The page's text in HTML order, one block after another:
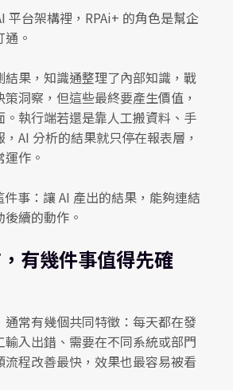
平台架構裡，RPAi+ 的角色是幫企
。
果，知識通整理了內部知識，戰
洞察，但這些最終要產生價值，
。執行端若還是靠人工搬資料、手
AI 分析的結果就只停在報表層，
作。
件事：讓 AI 產出的結果，能夠連結
續的動作。
有幾件事值得先確
通常有幾個共同特徵：每天都在發
輸入出錯、需要在不同系統或部門
流程改善最快，效果也最容易被看